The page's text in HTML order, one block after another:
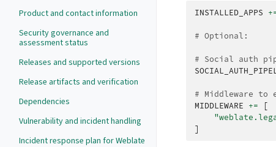
Product and contact information
Security governance and
assessment status
Releases and supported versions
Release artifacts and verification
Dependencies
Vulnerability and incident handling
Incident response plan for Weblate
INSTALLED_APPS
# Optional:
# Social auth
# Middleware to
MIDDLEWARE +=
[
]